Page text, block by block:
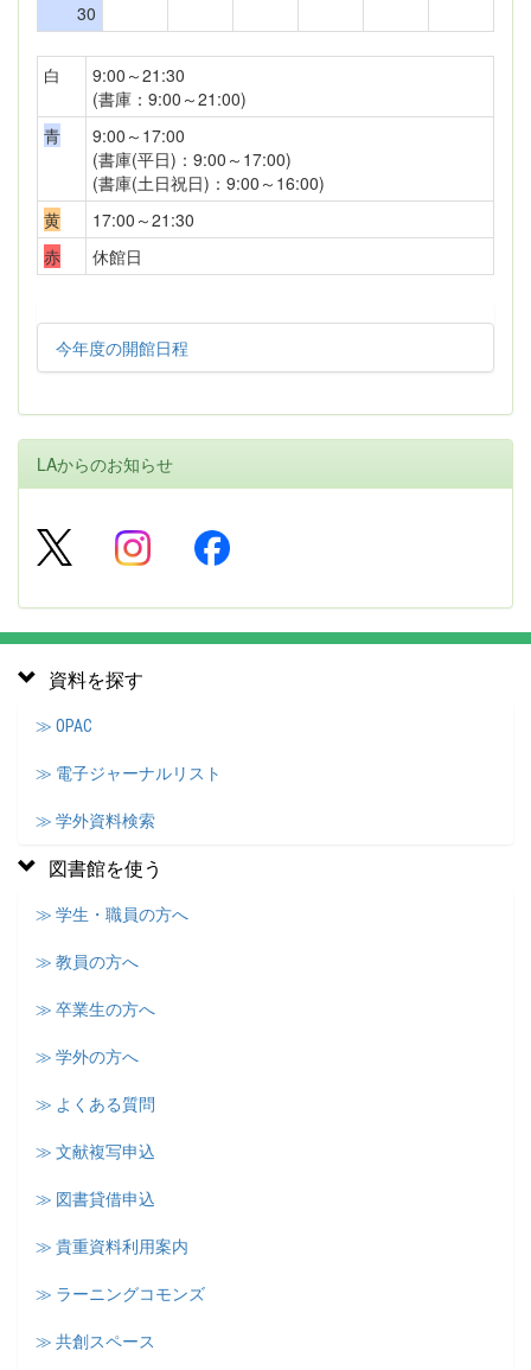
30
白
9:00～21:30
(書庫：9:00～21:00)
青
9:00～17:00
(書庫(平日)：9:00～17:00)
(書庫(土日祝日)：9:00～16:00)
黄
17:00～21:30
赤
休館日
今年度の開館日程
LAからのお知らせ
資料を探す
≫ OPAC
≫ 電子ジャーナルリスト
≫ 学外資料検索
図書館を使う
≫ 学生・職員の方へ
≫ 教員の方へ
≫ 卒業生の方へ
≫ 学外の方へ
≫ よくある質問
≫ 文献複写申込
≫ 図書貸借申込
≫ 貴重資料利用案内
≫ ラーニングコモンズ
≫ 共創スペース